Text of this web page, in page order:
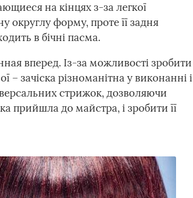
на кінцях з-за легкої
округлу форму, проте її задня
в бічні пасма.
вперед. Із-за можливості зробити
зачіска різноманітна у виконанні і
стрижок, дозволяючи
прийшла до майстра, і зробити її